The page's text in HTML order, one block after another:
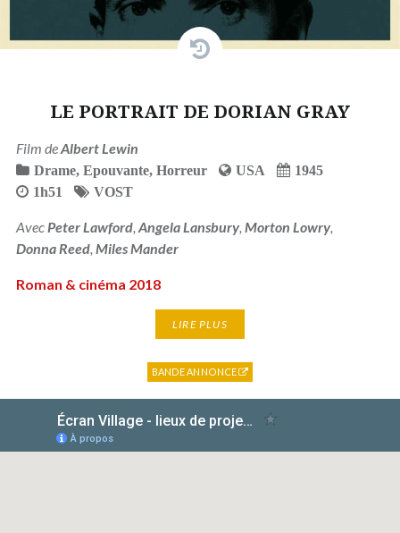
LE PORTRAIT DE DORIAN GRAY
Film deAlbert Lewin
Drame, Epouvante, Horreur USA
1945
1h51
VOST
AvecPeter Lawford, Angela Lansbury, Morton Lowry,
Donna Reed, Miles Mander
Roman & cinéma 2018
LIRE PLUS
BANDE ANNONCE